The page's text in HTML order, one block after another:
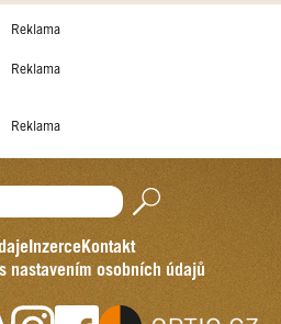
Reklama
Reklama
Reklama
InzerceKontakt
nastavením osobních údajů